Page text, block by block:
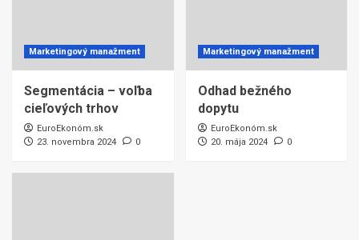
Marketingový manažment
Segmentácia – voľba
cieľových trhov
EuroEkonóm.sk
23. novembra 2024
0
Marketingový manažment
Odhad bežného
dopytu
EuroEkonóm.sk
20. mája 2024
0